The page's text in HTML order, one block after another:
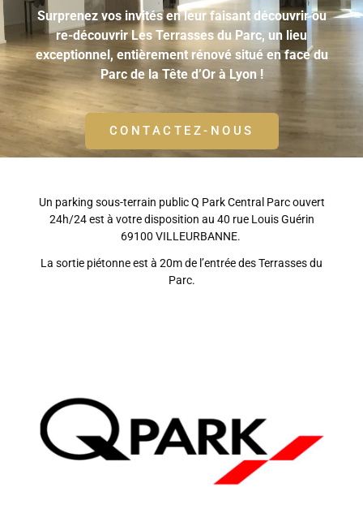
Surprenez vos invités en leur faisant découvrir ou
re-découvrir Les Terrasses du Parc, un lieu
exceptionnel, entièrement rénové situé en face du
Parc de la Tête d’Or à Lyon !
CONTACTEZ-NOUS
Un parking sous-terrain public Q Park Central Parc ouvert
24h/24 est à votre disposition au 40 rue Louis Guérin
69100 VILLEURBANNE.
La sortie piétonne est à 20m de l’entrée des Terrasses du
Parc.